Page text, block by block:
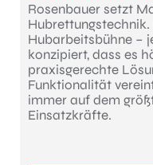
Rosenbauer setzt
Hubarbeitsbühne –
konzipiert, dass es
praxisgerechte
Funktionalität
immer auf dem
Einsatzkräfte.